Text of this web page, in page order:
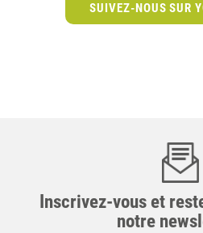
SUIVEZ-NOUS SUR
Inscrivez-vous et
notre